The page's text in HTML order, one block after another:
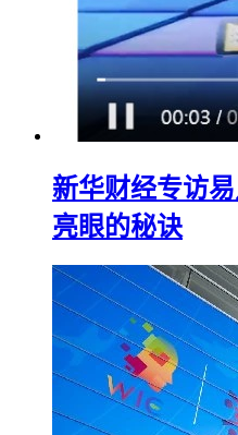
新华财经专访
亮眼的秘诀